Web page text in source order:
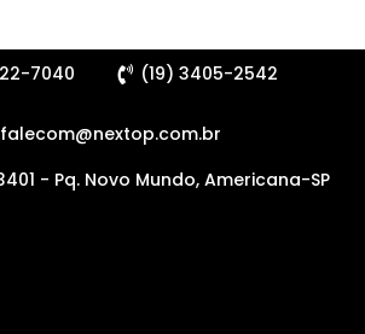
7040 (19) 3405-2542
falecom@nextop.com.br
- Pq. Novo Mundo, Americana-SP